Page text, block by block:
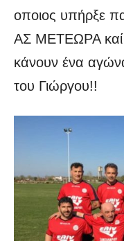
οποιος υπήρξε
ΑΣ ΜΕΤΕΩΡΑ καί
κάνουν ένα
του Γιώργου!!